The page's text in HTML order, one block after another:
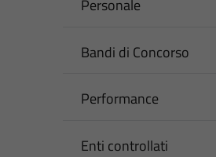
Personale
Bandi di Concorso
Performance
Enti controllati